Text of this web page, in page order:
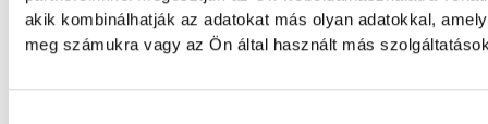
akik kombinálhatják az adatokat más olyan adatokkal,
meg számukra vagy az Ön által használt más
zenekara, a Pink Martini.
KULTÚRA